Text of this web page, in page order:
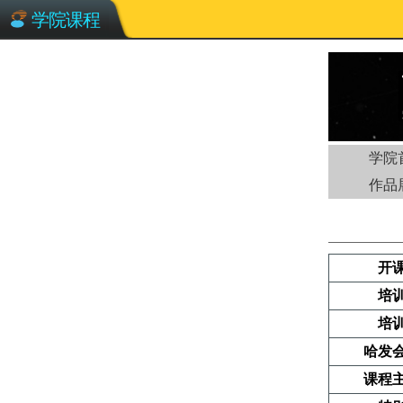
学院课程
学院
作品
开
培
培
哈发
课程